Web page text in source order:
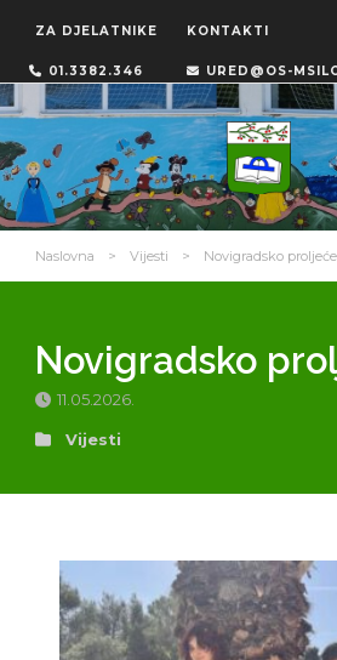
ZA DJELATNIKE KONTAKTI
01.3382.346 URED@OS-
Naslovna > Vijesti > Novigradsko proljeće
Novigradsko
11.05.2026.
Vijesti